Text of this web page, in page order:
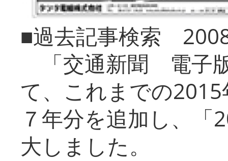
■過去記事検索
「交通新聞 電子
て、これまでの
７年分を追加し、「
大しまし